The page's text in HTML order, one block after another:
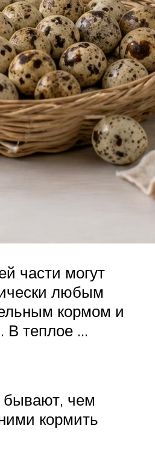
части могут
любым
кормом и
В теплое …
бывают, чем
кормить